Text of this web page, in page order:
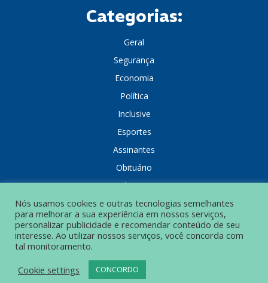
Categorias:
Geral
Segurança
Economia
Política
Inclusive
Esportes
Assinantes
Obituário
Colunistas
© Grupo Popular de Comunicação – Todos os direitos reservados.
POLÍTICA DE PRIVACIDADE
Nós usamos cookies e outras tecnologias semelhantes
para melhorar a sua experiência em nossos serviços,
personalizar publicidade e recomendar conteúdo de seu
interesse. Ao utilizar nossos serviços, você concorda com
tal monitoramento.
Cookie settings
CONCORDO